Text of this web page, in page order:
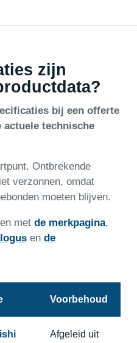
zijn
bij een offerte
actuele technische
Ontbrekende
verzonnen, omdat
moeten blijven.
met de merkpagina,
en de
Voorbehoud
Afgeleid uit